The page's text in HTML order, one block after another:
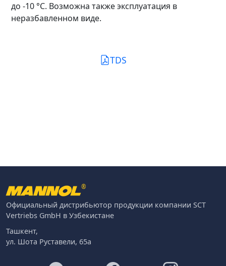
до -10 °C. Возможна также эксплуатация в
неразбавленном виде.
TDS
®
Официальный дистрибьютор продукции компании SCT
Vertriebs GmbH в Узбекистане
Ташкент,
ул. Шота Руставели, 65а